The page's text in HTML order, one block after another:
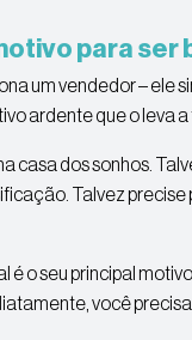
para ser
um vendedor – ele
ardente que o leva
casa dos sonhos.
Talvez precise
é o seu principal
você